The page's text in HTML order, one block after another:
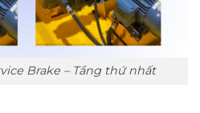
Brake – Tầng thứ nhất